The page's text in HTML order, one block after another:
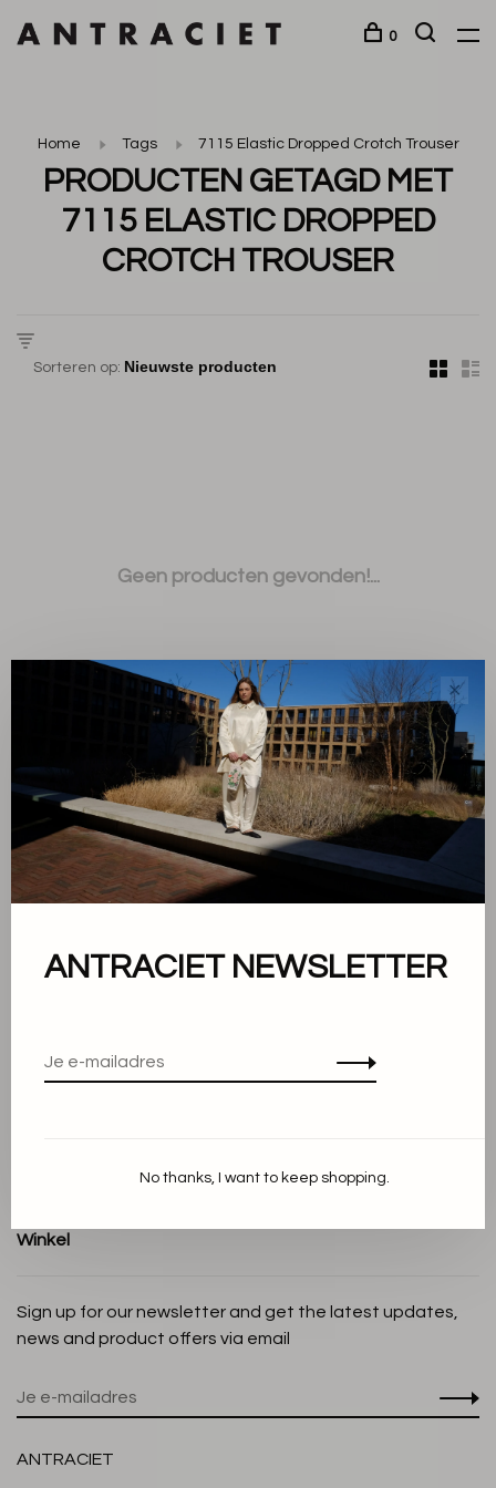
0
Home Tags 7115 Elastic Dropped Crotch Trouser
PRODUCTEN GETAGD MET
7115 ELASTIC DROPPED
CROTCH TROUSER
Sorteren op:
Geen producten gevonden!...
Sorteren op:
Toon 1 - 0 van 0
Over ons
Privacy Policy
Winkel
Sign up for our newsletter and get the latest updates,
news and product offers via email
ANTRACIET
✕
ANTRACIET NEWSLETTER
No thanks, I want to keep shopping.